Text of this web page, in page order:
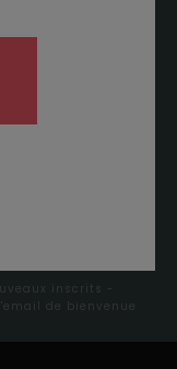
actus et nos
inscrits -
de bienvenue